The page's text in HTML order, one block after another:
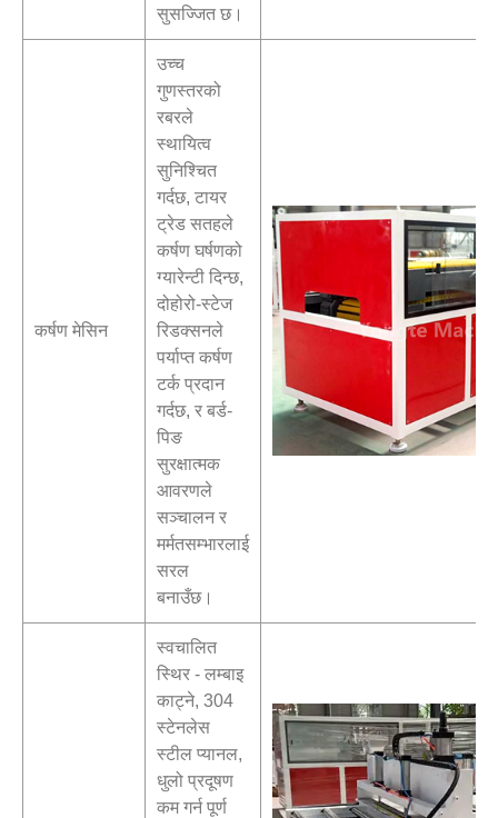
सुसज्जित छ।
कर्षण मेसिन
उच्च
गुणस्तरको
रबरले
स्थायित्व
सुनिश्चित
गर्दछ, टायर
ट्रेड सतहले
कर्षण घर्षणको
ग्यारेन्टी दिन्छ,
दोहोरो-स्टेज
रिडक्सनले
पर्याप्त कर्षण
टर्क प्रदान
गर्दछ, र बर्ड-
पिङ
सुरक्षात्मक
आवरणले
सञ्चालन र
मर्मतसम्भारलाई
सरल
बनाउँछ।
स्वचालित
स्थिर - लम्बाइ
काट्ने, 304
स्टेनलेस
स्टील प्यानल,
धुलो प्रदूषण
कम गर्न पूर्ण